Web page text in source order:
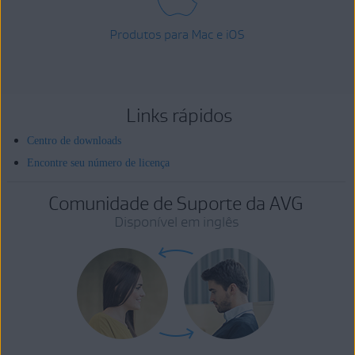
Produtos para Mac e iOS
Links rápidos
Centro de downloads
Encontre seu número de licença
Comunidade de Suporte da AVG
Disponível em inglês